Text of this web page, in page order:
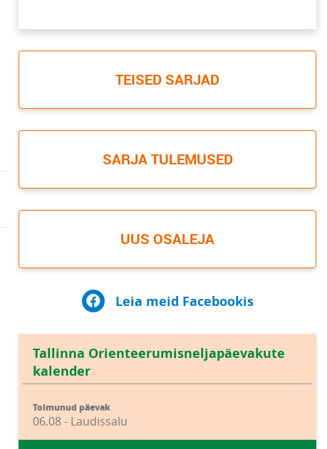
TEISED SARJAD
SARJA TULEMUSED
UUS OSALEJA
Leia meid Facebookis
Tallinna Orienteerumisneljapäevakute
kalender
Toimunud päevak
06.08 - Laudissalu